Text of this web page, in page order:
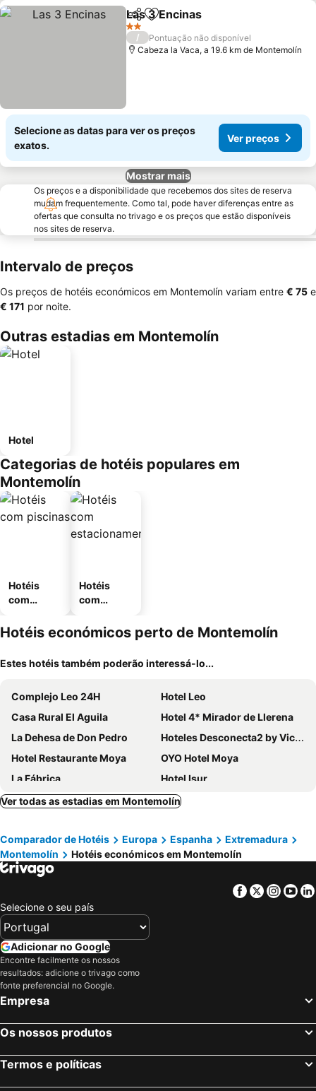
PartilharAdicionar aos favoritos
Las 3 Encinas
2 Estrelas
/
Pontuação não disponível
Cabeza la Vaca, a 19.6 km de Montemolín
Selecione as datas para ver os preços
exatos.
Ver preços
Mostrar mais
Os preços e a disponibilidade que recebemos dos sites de reserva
mudam frequentemente. Como tal, pode haver diferenças entre as
ofertas que consulta no trivago e os preços que estão disponíveis
nos sites de reserva.
Intervalo de preços
Os preços de hotéis económicos em Montemolín variam entre ‎€ 75 e
‎€ 171 por noite.
Outras estadias em Montemolín
Hotel
Categorias de hotéis populares em
Montemolín
Hotéis
com
Hotéis
com
mento
Hotéis económicos perto de Montemolín
Estes hotéis também poderão interessá-lo...
Complejo Leo 24H
Hotel Leo
Casa Rural El Aguila
Hotel 4* Mirador de Llerena
La Dehesa de Don Pedro
Hoteles Desconecta2 by Vicoba
Hotel Restaurante Moya
OYO Hotel Moya
La Fábrica
Hotel Isur
Ver todas as estadias em Montemolín
Comparador de Hotéis Europa Espanha
Extremadura
Montemolín
Hotéis económicos em Montemolín
Facebook
Twitter
Selecione o seu país
Adicionar no Google
Encontre facilmente os nossos
resultados: adicione o trivago como
fonte preferencial no Google.
Empresa
Os nossos produtos
Termos e políticas